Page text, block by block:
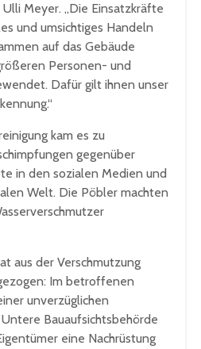
Meyer. „Die Einsatzkräfte
und umsichtiges Handeln
auf das Gebäude
Personen- und
Dafür gilt ihnen unser
kam es zu
gegenüber
in den sozialen Medien und
Welt. Die Pöbler machten
aus der Verschmutzung
Im betroffenen
unverzüglichen
Bauaufsichtsbehörde
eine Nachrüstung